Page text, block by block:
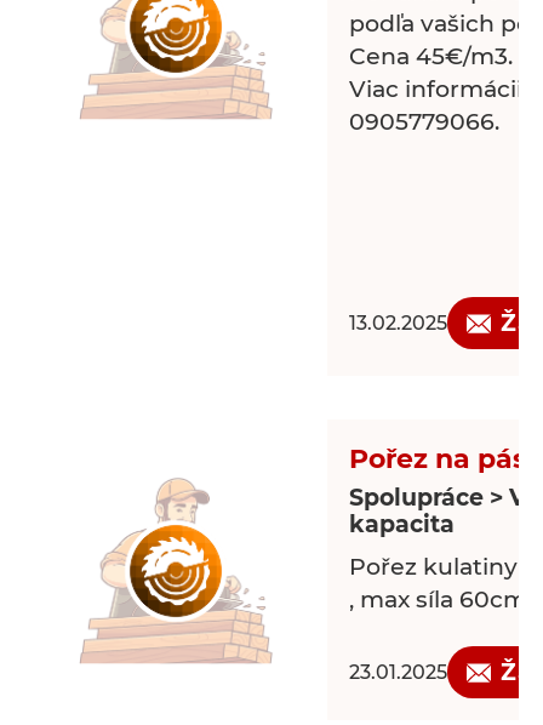
podľa vašich
Cena 45€/m3.
Viac informácii
0905779066.
13.02.2025
Pořez na
Spolupráce >
kapacita
Pořez kulatiny
, max síla 60cm
23.01.2025